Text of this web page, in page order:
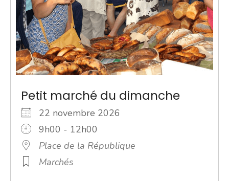
Petit marché du dimanche
22 novembre 2026
9h00 - 12h00
Place de la République
Marchés